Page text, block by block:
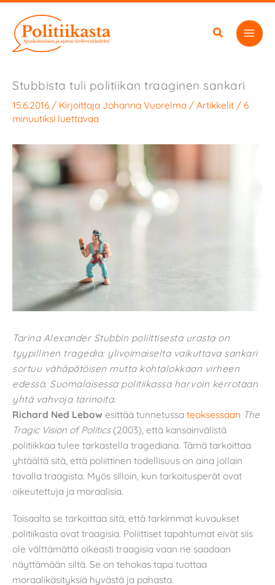
sisältöön
Stubbista tuli politiikan traaginen sankari
15.6.2016 / Kirjoittaja Johanna Vuorelma / Artikkelit / 6
minuutiksi luettavaa
Tarina Alexander Stubbin poliittisesta urasta on
tyypillinen tragedia: ylivoimaiselta vaikuttava sankari
sortuu vähäpätöisen mutta kohtalokkaan virheen
edessä. Suomalaisessa politiikassa harvoin kerrotaan
yhtä vahvoja tarinoita.
Richard Ned Lebow esittää tunnetussa teoksessaan The
Tragic Vision of Politics(2003), että kansainvälistä
politiikkaa tulee tarkastella tragediana. Tämä tarkoittaa
yhtäältä sitä, että poliittinen todellisuus on aina jollain
tavalla traagista. Myös silloin, kun tarkoitusperät ovat
oikeutettuja ja moraalisia.
Toisaalta se tarkoittaa sitä, että tarkimmat kuvaukset
politiikasta ovat traagisia. Poliittiset tapahtumat eivät siis
ole välttämättä oikeasti traagisia vaan ne saadaan
näyttämään siltä. Se on tehokas tapa tuottaa
moraalikäsityksiä hyvästä ja pahasta.